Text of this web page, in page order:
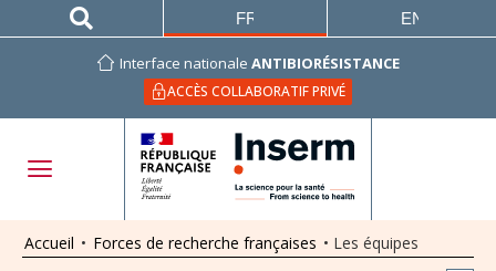
Interface nationale ANTIBIORÉSISTANCE
ACCÈS COLLABORATIF PRIVÉ
FRANÇAIS ENGLISH
Accueil • Forces de recherche françaises • Les équipes